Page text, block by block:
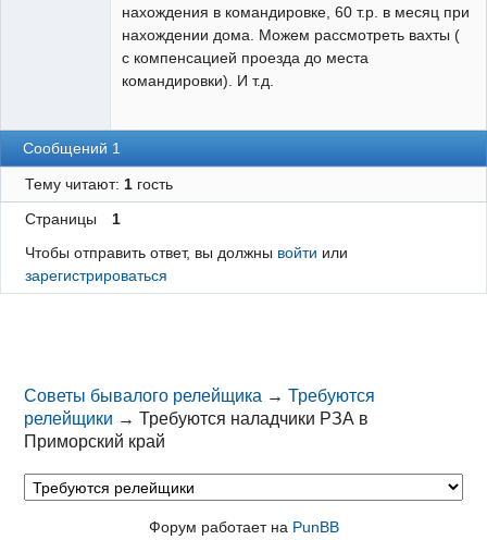
нахождения в командировке, 60 т.р. в месяц при
нахождении дома. Можем рассмотреть вахты (
с компенсацией проезда до места
командировки). И т.д.
Сообщений 1
Тему читают: 1гость
Страницы
1
Чтобы отправить ответ, вы должны войти или
зарегистрироваться
Советы бывалого релейщика →Требуются
релейщики →Требуются наладчики РЗА в
Приморский край
Форум работает на PunBB